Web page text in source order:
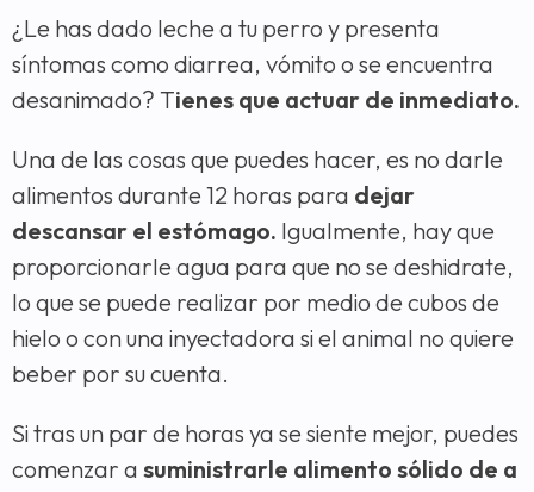
¿ Le has dado leche a tu perro y presenta
síntomas como diarrea, vómito o se encuentra
desanimado? Tienes que actuar de inmediato.
Una de las cosas que puedes hacer, es no darle
alimentos durante 12 horas para dejar
descansar el estómago. Igualmente, hay que
proporcionarle agua para que no se deshidrate,
lo que se puede realizar por medio de cubos de
hielo o con una inyectadora si el animal no quiere
beber por su cuenta.
Si tras un par de horas ya se siente mejor, puedes
comenzar a suministrarle alimento sólido de a